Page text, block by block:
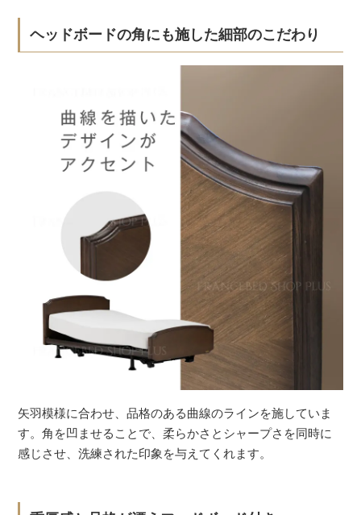
ヘッドボードの角にも施した細部のこだわり
矢羽模様に合わせ、品格のある曲線のラインを施していま
す。角を凹ませることで、柔らかさとシャープさを同時に
感じさせ、洗練された印象を与えてくれます。